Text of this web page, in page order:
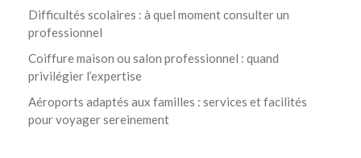
Difficultés scolaires : à quel moment consulter un
professionnel
Coiffure maison ou salon professionnel : quand
privilégier l’expertise
Aéroports adaptés aux familles : services et facilités
pour voyager sereinement